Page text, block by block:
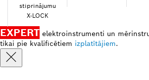
stiprinājumu
X-LOCK
EXPERT elektroinstrumenti un
tikai pie kvalificētiem izplatītājiem.